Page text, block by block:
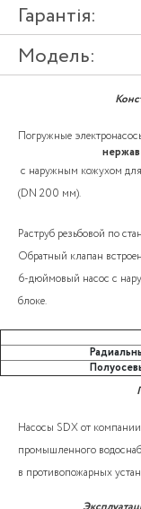
Гарантія:
Модель:
Погружные
с наружным кожухом
(DN 200 мм).
Раструб резьбовой по
Обратный клапан
6-дюймовый насос с
блоке.
Насосы SDX от
промышленного
в противопожарных